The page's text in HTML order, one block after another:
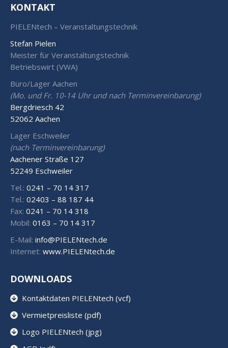
KONTAKT
PIELENtech – Veranstaltungstechnik
Stefan Pielen
Meister für Veranstaltungstechnik
Betriebswirt (VWA)
Büro/Lager Aachen
(Mo. und Fr. 10-14 Uhr und nach Terminvereinbarung)
Bergdriesch 42
52062 Aachen
Lager Eschweiler
(nach Terminvereinbarung)
Aachener Straße 127
52249 Eschweiler
Tel.: 0241 – 70 14 317
Tel.: 02403 – 88 187 44
Fax: 0241 – 70 14 318
Mobil: 0163 – 70 14 317
E-Mail: info@PIELENtech.de
Internet: www.PIELENtech.de
DOWNLOADS
Kontaktdaten PIELENtech (vcf)
Vermietpreisliste (pdf)
Logo PIELENtech (jpg)